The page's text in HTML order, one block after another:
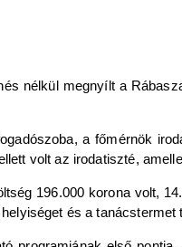
nélkül megnyílt a
a főmérnök
volt az irodatiszté,
196.000 korona volt,
és a